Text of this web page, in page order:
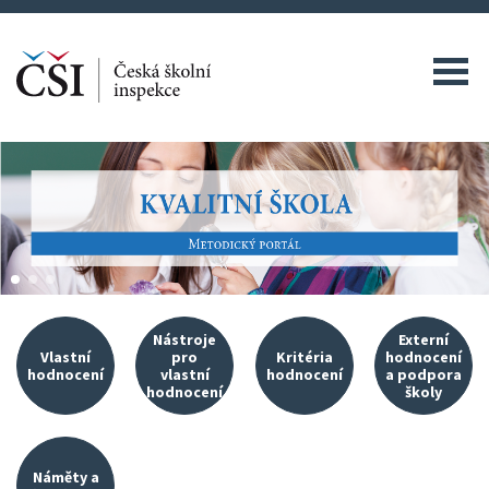
Vlastní
hodnocení
Kvalitní škola jako východisko vlastního hodnocení
Nástroje
pro
vlastní
hodnocení
Kritéria
hodnocení
Externí
hodnocení
a podpora
školy
Náměty a